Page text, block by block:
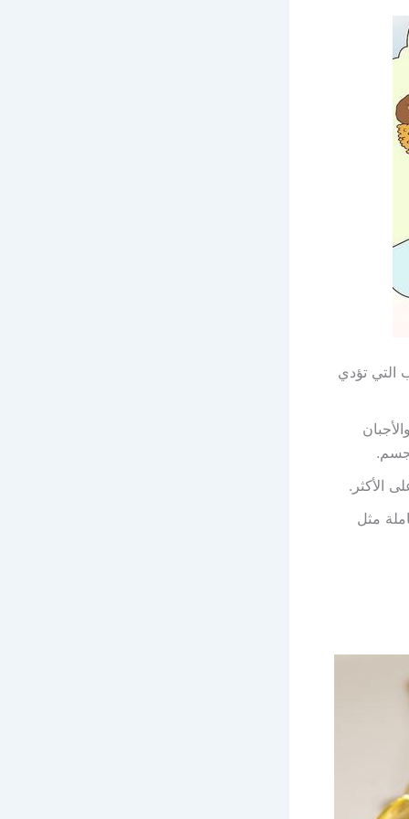
التي تؤدي
مثل